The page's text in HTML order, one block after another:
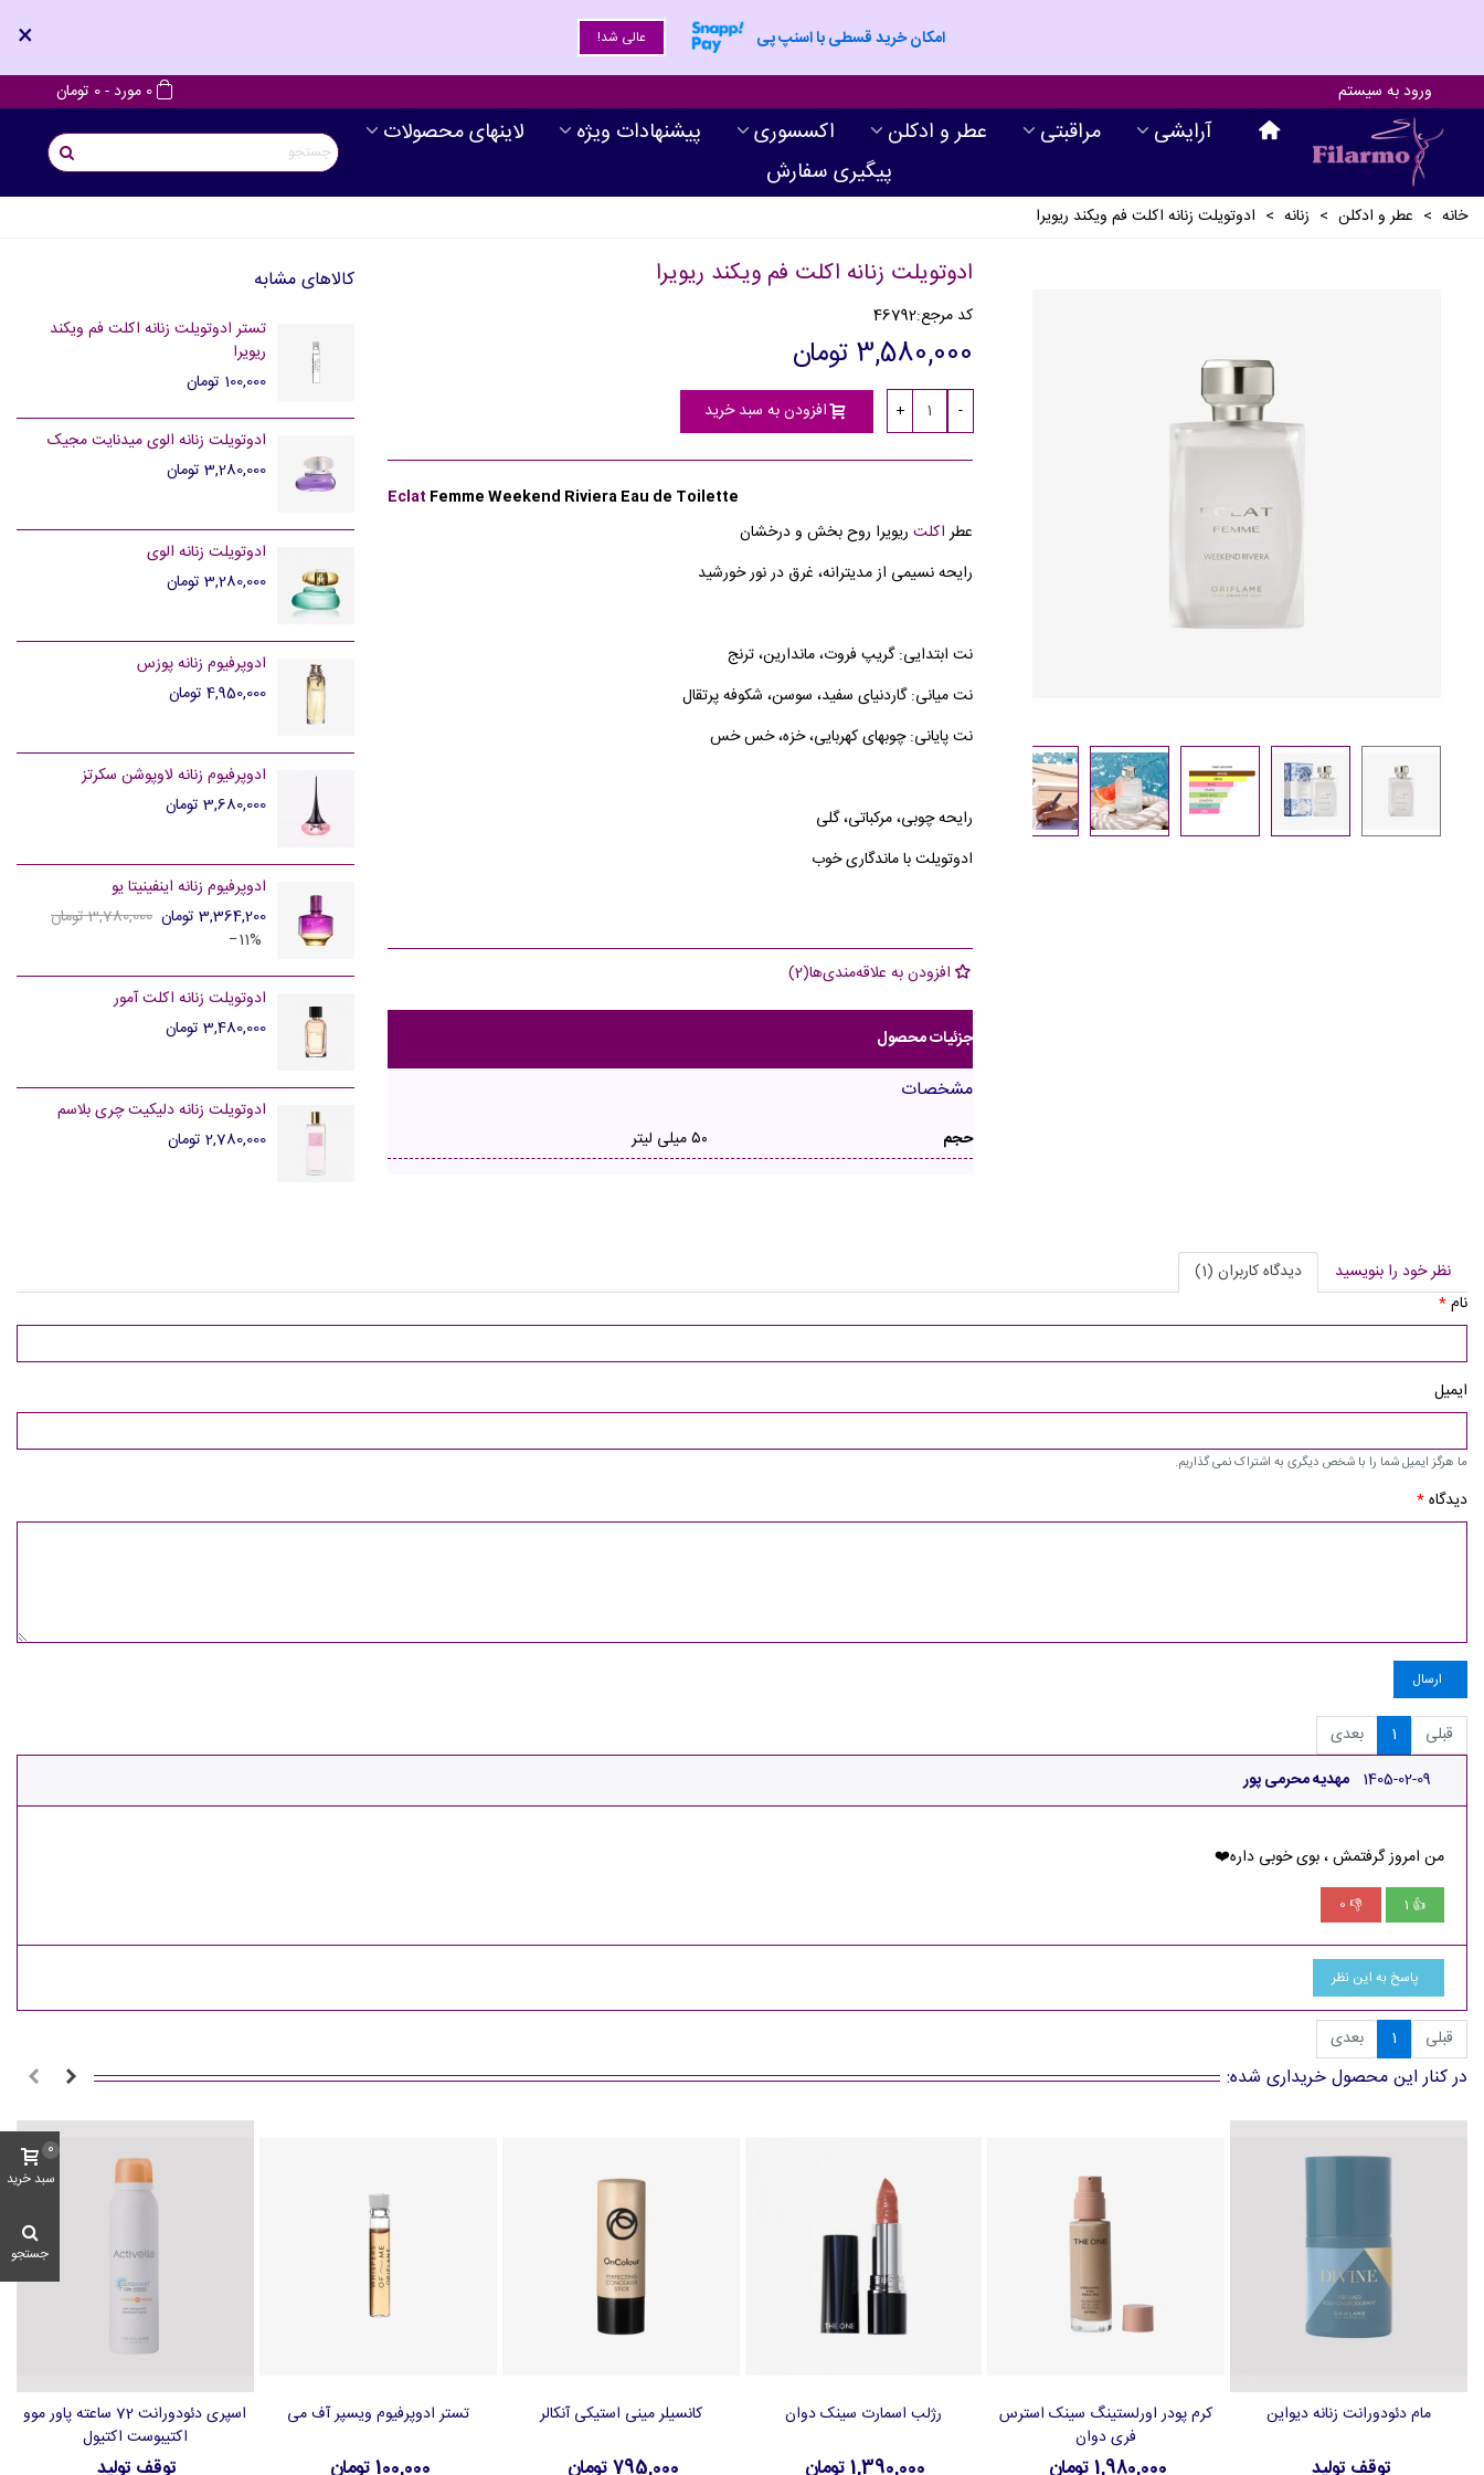
امکان خرید قسطی با اسنپ پی عالی شد! ×
ورود به سیستم 0 مورد-0 تومان
آرايشی مراقبتی عطر و ادکلن اکسسوری پیشنهادات ویژه
لاینهای محصولات
پیگیری سفارش
خانه > عطر و ادکلن > زنانه > ادوتویلت زنانه اکلت فم ویکند ریویرا
ادوتویلت زنانه اکلت فم ویکند ریویرا
کد مرجع:46792
3,580,000 تومان
-
+ افزودن به سبد خرید
Eclat Femme Weekend Riviera Eau de Toilette
عطر اکلتریویرا روح بخش و درخشان
رایحه نسیمی از مدیترانه، غرق در نور خورشید
نت ابتدایی: گریپ فروت، ماندارین، ترنج
نت میانی: گاردنیای سفید، سوسن، شکوفه پرتقال
نت پایانی: چوبهای کهربایی، خزه، خس خس
رایحه چوبی، مرکباتی، گلی
ادوتویلت با ماندگاری خوب
افزودن به علاقه‌مندی‌ها(
2
)
جزئیات محصول
مشخصات
حجم ۵۰ میلی لیتر
کالاهای مشابه
تستر ادوتویلت زنانه اکلت فم ویکند
ریویرا
100,000 تومان
ادوتویلت زنانه الوی میدنایت مجیک
3,280,000 تومان
ادوتویلت زنانه الوی
3,280,000 تومان
ادوپرفیوم زنانه پوزس
4,950,000 تومان
ادوپرفیوم زنانه لاوپوشن سکرتز
3,680,000 تومان
ادوپرفیوم زنانه اینفینیتا یو
3,364,200 تومان
3,780,000 تومان
‎−11%
ادوتویلت زنانه اکلت آمور
3,480,000 تومان
ادوتویلت زنانه دلیکیت چری بلاسم
2,780,000 تومان
نظر خود را بنویسید
دیدگاه کاربران (1)
نام*
ایمیل
ما هرگز ایمیل شما را با شخص دیگری به اشتراک نمی گذاریم.
دیدگاه*
ارسال
قبلی 1
بعدی
مهدیه محرمی پور 1405-02-09
من امروز گرفتمش ، بوی خوبی داره❤️
👍
1
👎
0
پاسخ به این نظر
قبلی 1 بعدی
در کنار این محصول خریداری شده:
افزودن به علاقه‌مندی‌ها
مام دئودورانت زنانه دیواین
توقف تولید
افزودن به سبد خرید
کرم پودر اورلستینگ سینک استرس
فری دوان
1,980,000 تومان
افزودن به سبد خرید
رژلب اسمارت سینک دوان
1,390,000 تومان
افزودن به سبد خرید
کانسیلر مینی استیکی آنکالر
795,000 تومان
افزودن به سبد خرید
تستر ادوپرفیوم ویسپر آف می
100,000 تومان
افزودن به علاقه‌مندی‌ها
اسپری دئودورانت 72 ساعته پاور موو
اکتیبوست اکتیول
توقف تولید
سبد خرید
0
جستجو